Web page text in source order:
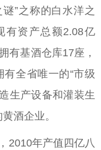
”之称的白水洋之
有资产总额2.08亿
有基酒仓库17座，
全省唯一的“市级
生产设备和灌装生
酒企业。
年产值四亿八